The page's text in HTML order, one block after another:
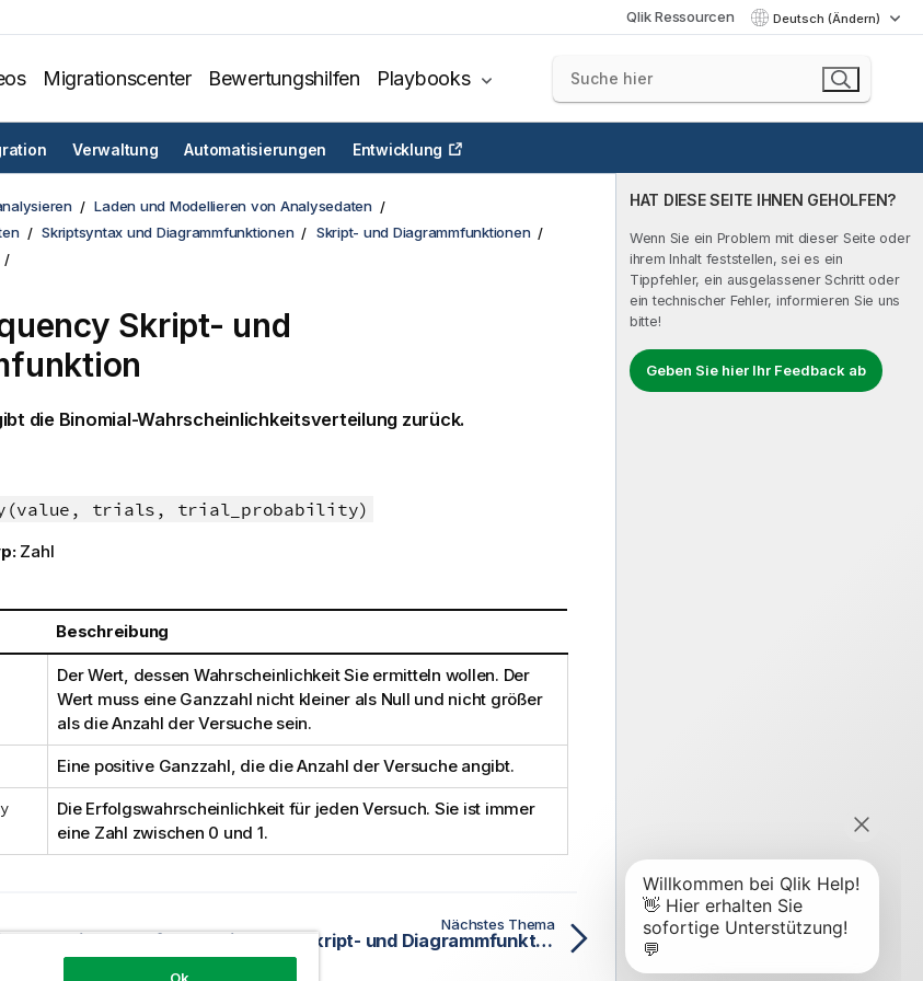
Qlik Ressourcen Deutsch (Ändern)
Migrationscenter Bewertungshilfen Playbooks
Verwaltung Automatisierungen Entwicklung
HAT DIESE SEITE IHNEN GEHOLFEN?
Wenn Sie ein Problem mit dieser Seite oder
ihrem Inhalt feststellen, sei es ein
Tippfehler, ein ausgelassener Schritt oder
ein technischer Fehler, informieren Sie uns
bitte!
Geben Sie hier Ihr Feedback ab
Laden und Modellieren von Analysedaten
Skriptsyntax und Diagrammfunktionen
Skript- und Diagrammfunktionen
Skript- und
die Binomial-Wahrscheinlichkeitsverteilung zurück.
trials, trial_probability)
Zahl
Beschreibung
Der Wert, dessen Wahrscheinlichkeit Sie ermitteln wollen. Der
Wert muss eine Ganzzahl nicht kleiner als Null und nicht größer
als die Anzahl der Versuche sein.
Eine positive Ganzzahl, die die Anzahl der Versuche angibt.
Die Erfolgswahrscheinlichkeit für jeden Versuch. Sie ist immer
eine Zahl zwischen 0 und 1.
Nächstes Thema
BinomInv Skript- und Diagrammfunktion